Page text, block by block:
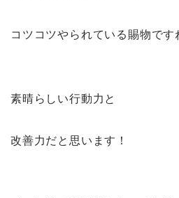
コツコツやられている賜物です
素晴らしい行動力と
改善力だと思います！